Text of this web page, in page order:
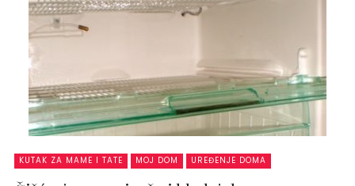
KUTAK ZA MAME I TATE MOJ DOM UREĐENJE DOMA